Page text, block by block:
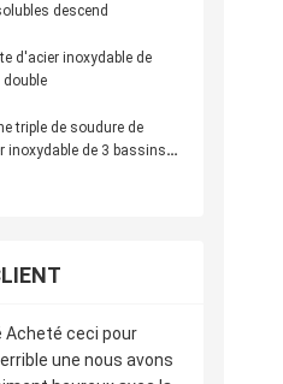
descend
d'acier inoxydable de
triple de soudure de
inoxydable de 3 bassins
Acheté ceci pour
une nous avons